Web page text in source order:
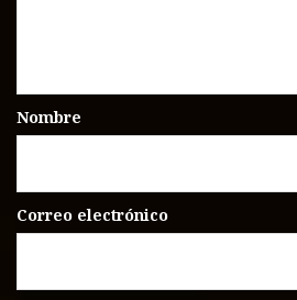
Nombre
Correo electrónico